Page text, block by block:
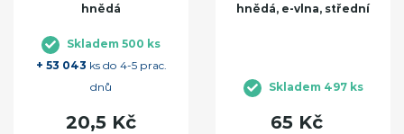
hnědá
Skladem 500 ks
+ 53 043 ks do 4-5 prac.
dnů
20,5 Kč
hnědá, e-vlna, střední
Skladem 497 ks
65 Kč